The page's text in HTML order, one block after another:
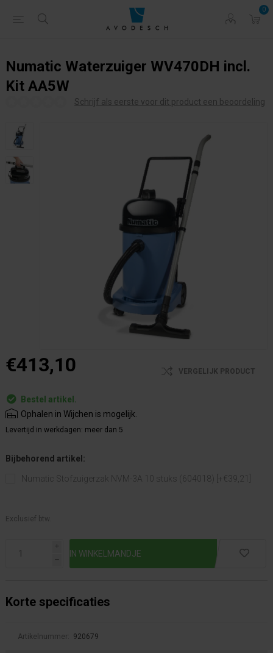
0
Numatic Waterzuiger WV470DH incl.
Kit AA5W
Schrijf als eerste voor dit product een beoordeling
€413,10 VERGELIJK PRODUCT
Bestel artikel.
Ophalen in Wijchen is mogelijk.
Levertijd in werkdagen: meer dan 5
Bijbehorend artikel:
Numatic Stofzuigerzak NVM-3A 10 stuks (604018) [+€39,21]
Exclusief btw.
i
h
Korte specificaties
Artikelnummer: 920679